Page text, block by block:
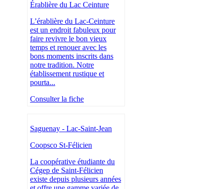
Érablière du Lac Ceinture
L’érablière du Lac-Ceinture
est un endroit fabuleux pour
faire revivre le bon vieux
temps et renouer avec les
bons moments inscrits dans
notre tradition. Notre
établissement rustique et
pourta...
Consulter la fiche
Saguenay - Lac-Saint-Jean
Coopsco St-Félicien
La coopérative étudiante du
Cégep de Saint-Félicien
existe depuis plusieurs années